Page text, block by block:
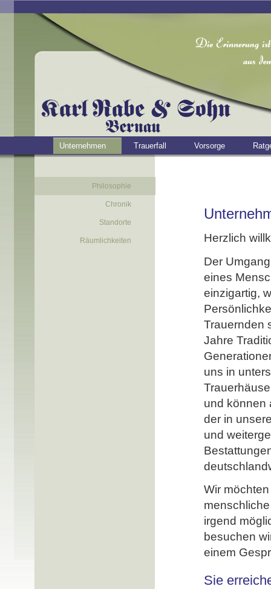
Unternehmen Trauerfall Vorsorge
Philosophie
Chronik
Standorte
Räumlichkeiten
Herzlich
Der
eines
einzigartig,
Trauernden
Jahre
uns in
und können
der in
und
Wir
irgend
besuchen
einem
Sie